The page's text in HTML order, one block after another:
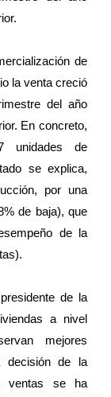
de
la venta creció
del año
En concreto,
unidades de
se explica,
por una
de baja), que
de la
de la
a nivel
mejores
decisión de la
ventas se ha